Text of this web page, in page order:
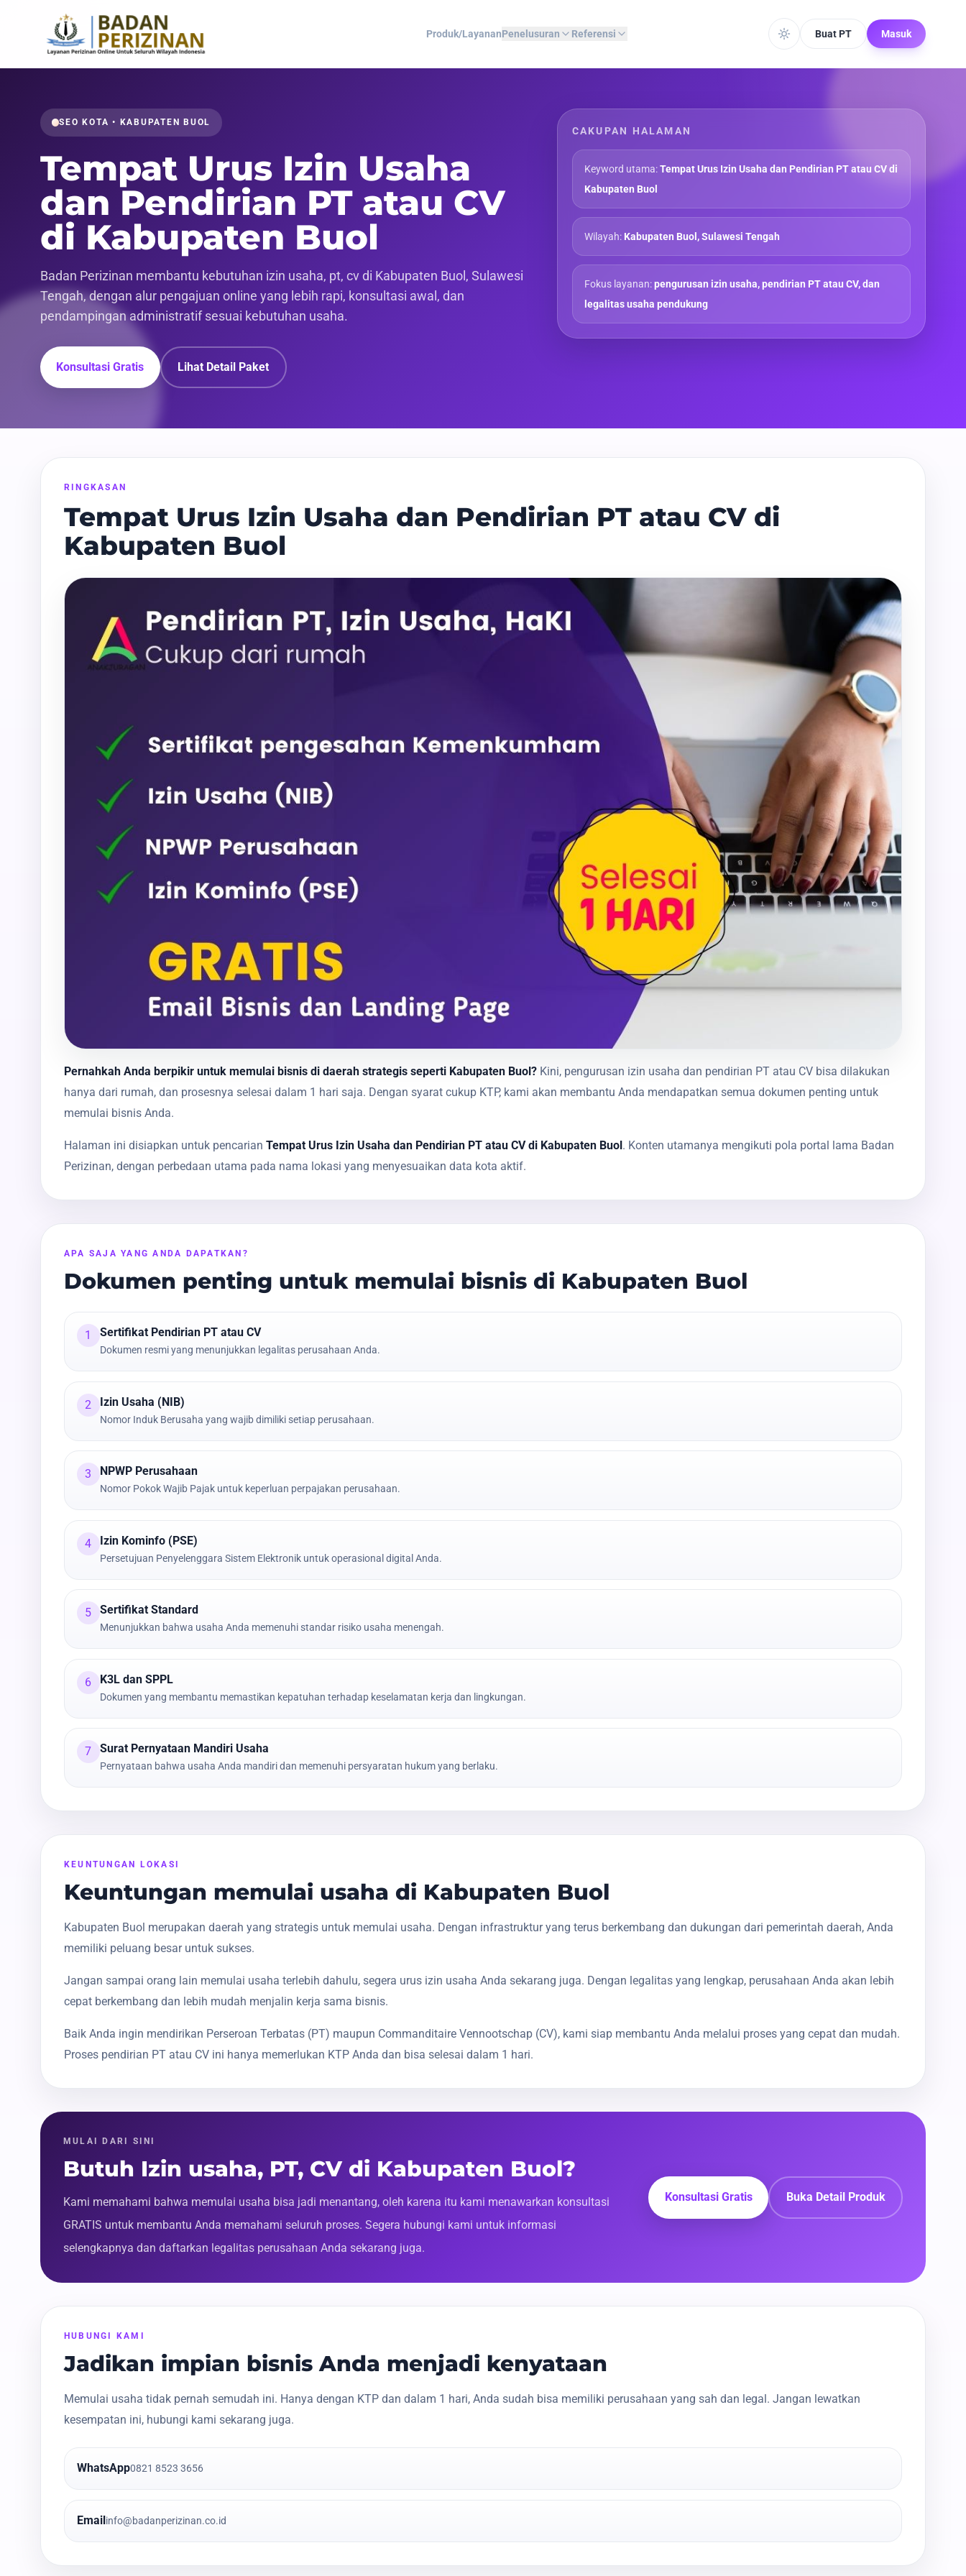
Produk/LayananPenelusuran Referensi Buat PT Masuk
SEO KOTA • KABUPATEN BUOL
Tempat Urus Izin Usaha
dan Pendirian PT atau CV
di Kabupaten Buol
Badan Perizinan membantu kebutuhan izin usaha, pt, cv di Kabupaten Buol, Sulawesi
Tengah, dengan alur pengajuan online yang lebih rapi, konsultasi awal, dan
pendampingan administratif sesuai kebutuhan usaha.
Konsultasi Gratis Lihat Detail Paket
CAKUPAN HALAMAN
Keyword utama:Tempat Urus Izin Usaha dan Pendirian PT atau CV di
Kabupaten Buol
Wilayah: Kabupaten Buol, Sulawesi Tengah
Fokus layanan:pengurusan izin usaha, pendirian PT atau CV, dan
legalitas usaha pendukung
RINGKASAN
Tempat Urus Izin Usaha dan Pendirian PT atau CV di
Kabupaten Buol
Pernahkah Anda berpikir untuk memulai bisnis di daerah strategis seperti Kabupaten Buol? Kini, pengurusan izin usaha dan pendirian PT atau CV bisa dilakukan
hanya dari rumah, dan prosesnya selesai dalam 1 hari saja. Dengan syarat cukup KTP, kami akan membantu Anda mendapatkan semua dokumen penting untuk
memulai bisnis Anda.
Halaman ini disiapkan untuk pencarian Tempat Urus Izin Usaha dan Pendirian PT atau CV di Kabupaten Buol. Konten utamanya mengikuti pola portal lama Badan
Perizinan, dengan perbedaan utama pada nama lokasi yang menyesuaikan data kota aktif.
APA SAJA YANG ANDA DAPATKAN?
Dokumen penting untuk memulai bisnis di Kabupaten Buol
1 Sertifikat Pendirian PT atau CV
Dokumen resmi yang menunjukkan legalitas perusahaan Anda.
2 Izin Usaha (NIB)
Nomor Induk Berusaha yang wajib dimiliki setiap perusahaan.
3 NPWP Perusahaan
Nomor Pokok Wajib Pajak untuk keperluan perpajakan perusahaan.
4 Izin Kominfo (PSE)
Persetujuan Penyelenggara Sistem Elektronik untuk operasional digital Anda.
5 Sertifikat Standard
Menunjukkan bahwa usaha Anda memenuhi standar risiko usaha menengah.
6 K3L dan SPPL
Dokumen yang membantu memastikan kepatuhan terhadap keselamatan kerja dan lingkungan.
7 Surat Pernyataan Mandiri Usaha
Pernyataan bahwa usaha Anda mandiri dan memenuhi persyaratan hukum yang berlaku.
KEUNTUNGAN LOKASI
Keuntungan memulai usaha di Kabupaten Buol
Kabupaten Buol merupakan daerah yang strategis untuk memulai usaha. Dengan infrastruktur yang terus berkembang dan dukungan dari pemerintah daerah, Anda
memiliki peluang besar untuk sukses.
Jangan sampai orang lain memulai usaha terlebih dahulu, segera urus izin usaha Anda sekarang juga. Dengan legalitas yang lengkap, perusahaan Anda akan lebih
cepat berkembang dan lebih mudah menjalin kerja sama bisnis.
Baik Anda ingin mendirikan Perseroan Terbatas (PT) maupun Commanditaire Vennootschap (CV), kami siap membantu Anda melalui proses yang cepat dan mudah.
Proses pendirian PT atau CV ini hanya memerlukan KTP Anda dan bisa selesai dalam 1 hari.
MULAI DARI SINI
Butuh Izin usaha, PT, CV di Kabupaten Buol?
Kami memahami bahwa memulai usaha bisa jadi menantang, oleh karena itu kami menawarkan konsultasi
GRATIS untuk membantu Anda memahami seluruh proses. Segera hubungi kami untuk informasi
selengkapnya dan daftarkan legalitas perusahaan Anda sekarang juga.
Konsultasi Gratis Buka Detail Produk
HUBUNGI KAMI
Jadikan impian bisnis Anda menjadi kenyataan
Memulai usaha tidak pernah semudah ini. Hanya dengan KTP dan dalam 1 hari, Anda sudah bisa memiliki perusahaan yang sah dan legal. Jangan lewatkan
kesempatan ini, hubungi kami sekarang juga.
WhatsApp0821 8523 3656
Emailinfo@badanperizinan.co.id